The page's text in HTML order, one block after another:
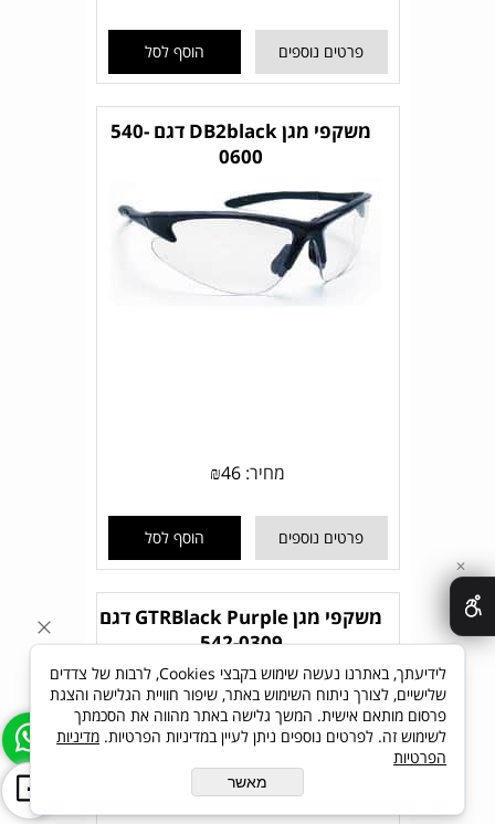
פרטים נוספים הוסף לסל
משקפי מגן DB2black דגם 540-
0600
מחיר: ₪46
פרטים נוספים הוסף לסל
משקפי מגן GTRBlack Purple דגם
542-0309
✕
לידיעתך, באתרנו נעשה שימוש בקבצי Cookies, לרבות של צדדים
שלישיים, לצורך ניתוח השימוש באתר, שיפור חוויית הגלישה והצגת
פרסום מותאם אישית. המשך גלישה באתר מהווה את הסכמתך
לשימוש זה. לפרטים נוספים ניתן לעיין במדיניות הפרטיות. מדיניות
הפרטיות
מאשר